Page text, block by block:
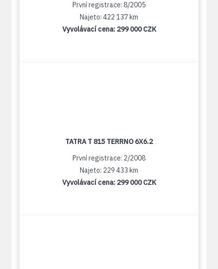
První registrace: 8/2005
Najeto: 422 137 km
Vyvolávací cena: 299 000 CZK
TATRA T 815 TERRNO 6X6.2
První registrace: 2/2008
Najeto: 229 433 km
Vyvolávací cena: 299 000 CZK